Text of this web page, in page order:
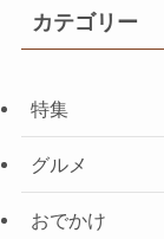
カテゴリー
特集
グルメ
おでかけ